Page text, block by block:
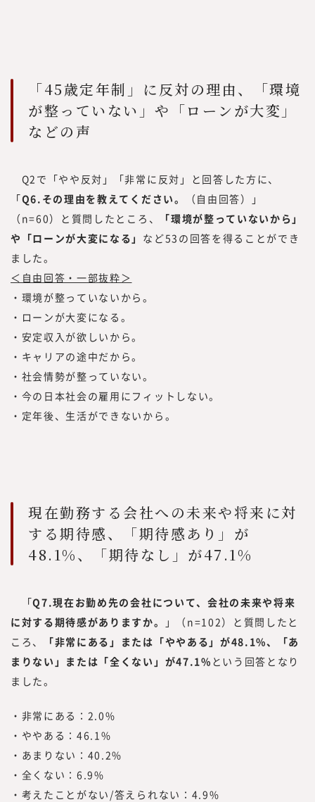
「45歳定年制」に反対の理由、「環境
が整っていない」や「ローンが大変」
などの声
Q2で「やや反対」「非常に反対」と回答した方に、
「Q6.その理由を教えてください。
（自由回答）」
（n=60）と質問したところ、
「環境が整っていないから」
や「ローンが大変になる」 など53の回答を得ることができ
ました。
＜自由回答・一部抜粋＞
・環境が整っていないから。
・ローンが大変になる。
・安定収入が欲しいから。
・キャリアの途中だから。
・社会情勢が整っていない。
・今の日本社会の雇用にフィットしない。
・定年後、生活ができないから。
現在勤務する会社への未来や将来に対
する期待感、「期待感あり」が
48.1%、「期待なし」が47.1%
「Q7.現在お勤め先の会社について、会社の未来や将来
に対する期待感がありますか。
」（n=102）と質問したと
ころ、
「非常にある」または「ややある」が48.1%、「あ
まりない」または「全くない」が47.1% という回答となり
ました。
・非常にある：2.0%
・ややある：46.1%
・あまりない：40.2%
・全くない：6.9%
・考えたことがない/答えられない：4.9%